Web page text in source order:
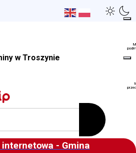
w Troszynie
- Gmina